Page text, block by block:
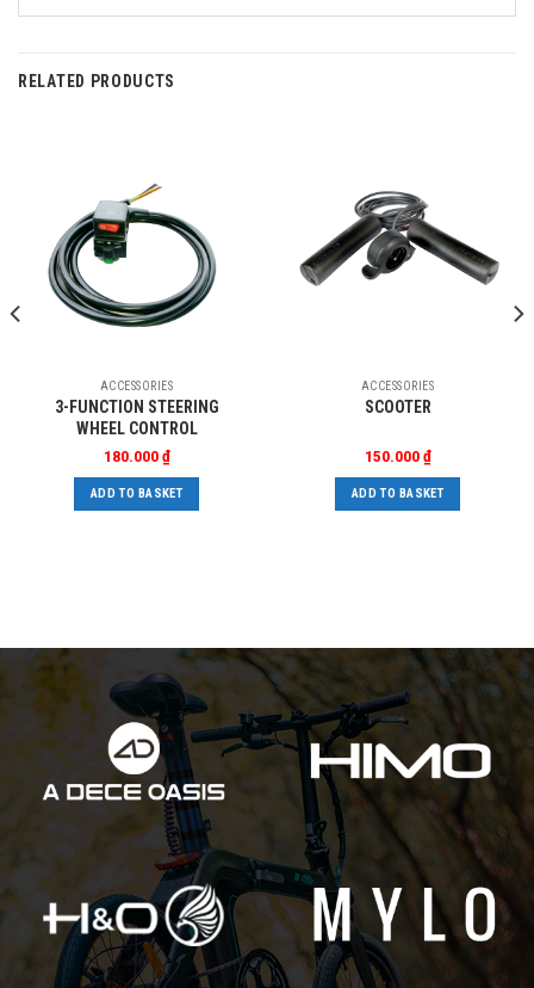
RELATED PRODUCTS
ACCESSORIES
3-FUNCTION STEERING
WHEEL CONTROL
180.000₫
ADD TO BASKET
ACCESSORIES
SCOOTER
150.000₫
ADD TO BASKET